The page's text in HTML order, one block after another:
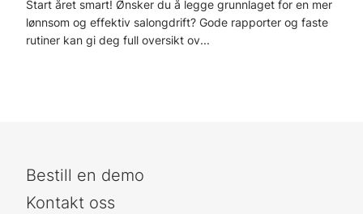
Start året smart! Ønsker du å legge grunnlaget for en mer
lønnsom og effektiv salongdrift? Gode rapporter og faste
rutiner kan gi deg full oversikt ov...
Bestill en demo
Kontakt oss